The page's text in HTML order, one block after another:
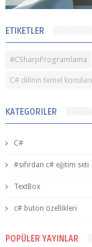
ETIKETLER
#CSharpProgramlama
C# dilinin temel konuları
KATEGORILER
C#
#sıfırdan c# eğitim seti
TextBox
c# buton özellikleri
POPÜLER YAYINLAR